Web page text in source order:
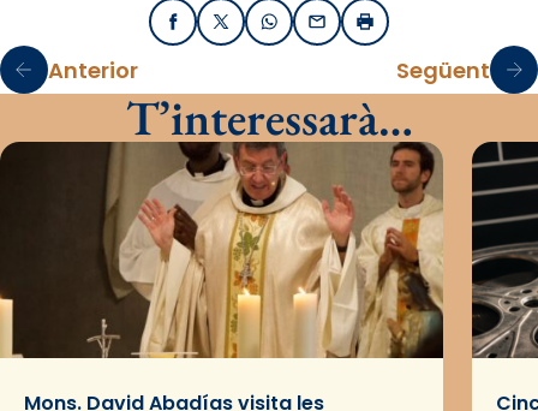
FacebookX / TwitterWhatsApp
EmailImprimir
Anterior Següent
T’interessarà…
Mons. David Abadías visita les